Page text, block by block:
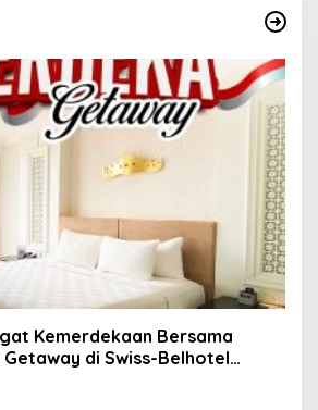
Kemerdekaan Bersama
di Swiss-Belhotel